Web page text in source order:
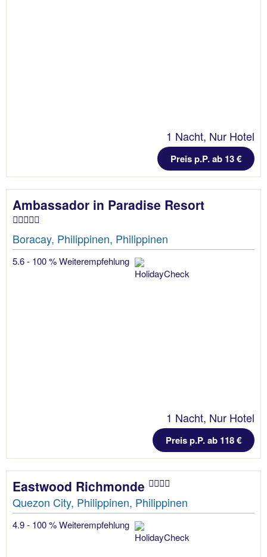
1 Nacht, Nur Hotel
Preis p.P. ab 13 €
Ambassador in Paradise Resort
Boracay, Philippinen, Philippinen
5.6 - 100 % Weiterempfehlung
1 Nacht, Nur Hotel
Preis p.P. ab 118 €
Eastwood Richmonde
Quezon City, Philippinen, Philippinen
4.9 - 100 % Weiterempfehlung